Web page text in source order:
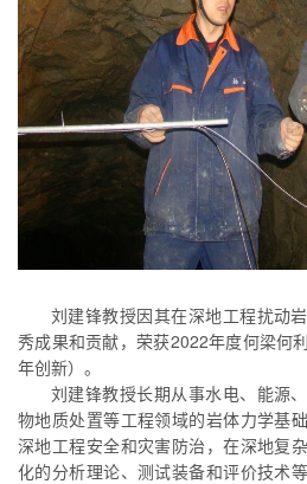
刘建锋教授因其在深地工程扰动
秀成果和贡献，荣获2022年度何梁何
年创新）。
刘建锋教授长期从事水电、能源
物地质处置等工程领域的岩体力学基
深地工程安全和灾害防治，在深地复
化的分析理论、测试装备和评价技术